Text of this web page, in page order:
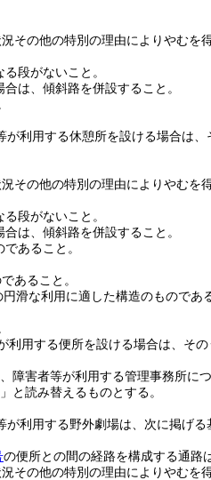
その他の特別の理由によりやむを
段がないこと。
は、傾斜路を併設すること。
利用する休憩所を設ける場合は
その他の特別の理由によりやむを
段がないこと。
は、傾斜路を併設すること。
あること。
あること。
滑な利用に適した構造のものであ
用する便所を設ける場合は、その
害者等が利用する管理事務所につ
と読み替えるものとする。
利用する野外劇場は、次に掲げる
の便所との間の経路を構成する通路
その他の特別の理由によりやむを